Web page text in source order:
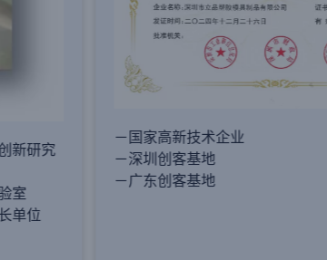
－专业化和复杂化的企业
－深圳科技进步奖。.
－成立深圳沃利特科技有限公司。.